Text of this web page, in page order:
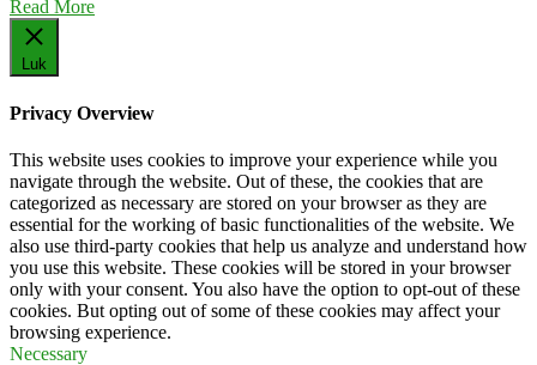
Read More
Luk
Privacy Overview
This website uses cookies to improve your experience while you
navigate through the website. Out of these, the cookies that are
categorized as necessary are stored on your browser as they are
essential for the working of basic functionalities of the website. We
also use third-party cookies that help us analyze and understand how
you use this website. These cookies will be stored in your browser
only with your consent. You also have the option to opt-out of these
cookies. But opting out of some of these cookies may affect your
browsing experience.
Necessary